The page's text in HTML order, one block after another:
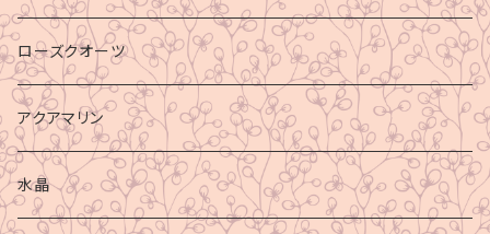
ローズクオーツ
アクアマリン
水晶